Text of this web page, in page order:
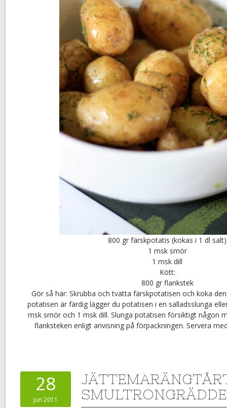
800 gr färskpotatis (kokas i 1 dl salt)
1 msk smör
1 msk dill
Kött:
800 gr flankstek
Gör så här: Skrubba och tvätta färskpotatisen och koka
potatisen är färdig lägger du potatisen i en salladsslunga
msk smör och 1 msk dill. Slunga potatisen försiktigt någon
flanksteken enligt anvisning på förpackningen. Servera
28
jun 2011
SMULTRONGRÄDDE